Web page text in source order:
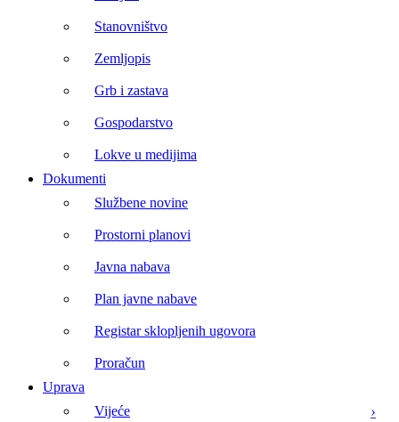
Stanovništvo
Zemljopis
Grb i zastava
Gospodarstvo
Lokve u medijima
Dokumenti
Službene novine
Prostorni planovi
Javna nabava
Plan javne nabave
Registar sklopljenih ugovora
Proračun
Uprava
Vijeće